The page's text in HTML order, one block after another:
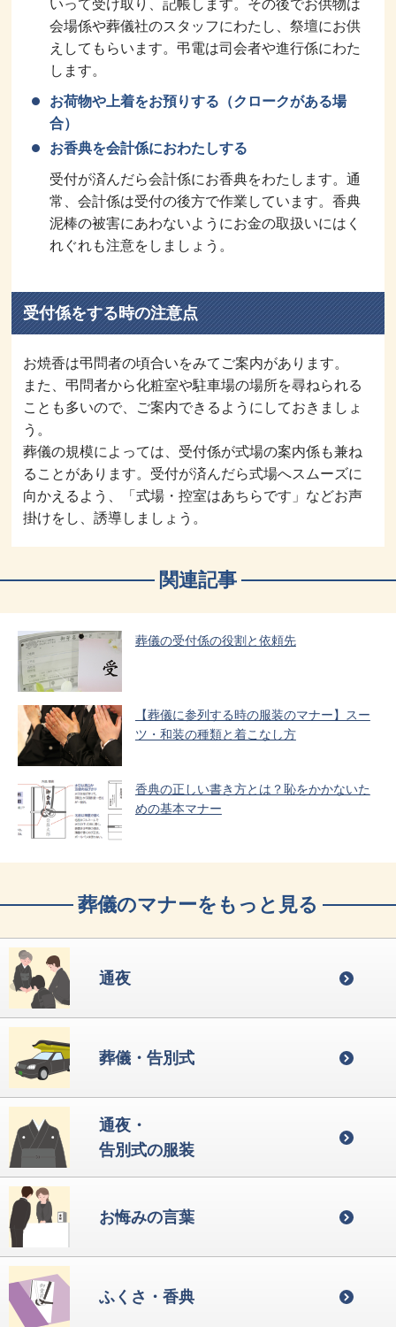
いって受け取り、記帳します。その後でお供物は
会場係や葬儀社のスタッフにわたし、祭壇にお供
えしてもらいます。弔電は司会者や進行係にわた
します。
お荷物や上着をお預りする（クロークがある場
合）
お香典を会計係におわたしする
受付が済んだら会計係にお香典をわたします。通
常、会計係は受付の後方で作業しています。香典
泥棒の被害にあわないようにお金の取扱いにはく
れぐれも注意をしましょう。
受付係をする時の注意点
お焼香は弔問者の頃合いをみてご案内があります。
また、弔問者から化粧室や駐車場の場所を尋ねられる
ことも多いので、ご案内できるようにしておきましょ
う。
葬儀の規模によっては、受付係が式場の案内係も兼ね
ることがあります。受付が済んだら式場へスムーズに
向かえるよう、「式場・控室はあちらです」などお声
掛けをし、誘導しましょう。
関連記事
葬儀の受付係の役割と依頼先
【葬儀に参列する時の服装のマナー】スー
ツ・和装の種類と着こなし方
香典の正しい書き方とは？恥をかかないた
めの基本マナー
葬儀のマナーをもっと見る
通夜
葬儀・告別式
通夜・
告別式の服装
お悔みの言葉
ふくさ・香典